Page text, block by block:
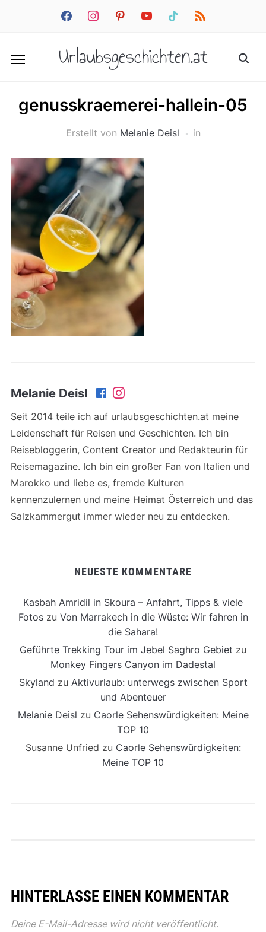
facebookinstagrampinterestyoutube tiktok rss
Urlaubsgeschichten.at
genusskraemerei-hallein-05
Erstellt von Melanie Deisl in
Melanie Deisl
Seit 2014 teile ich auf urlaubsgeschichten.at meine
Leidenschaft für Reisen und Geschichten. Ich bin
Reisebloggerin, Content Creator und Redakteurin für
Reisemagazine. Ich bin ein großer Fan von Italien und
Marokko und liebe es, fremde Kulturen
kennenzulernen und meine Heimat Österreich und das
Salzkammergut immer wieder neu zu entdecken.
NEUESTE KOMMENTARE
Kasbah Amridil in Skoura – Anfahrt, Tipps & viele
Fotoszu Von Marrakech in die Wüste: Wir fahren in
die Sahara!
Geführte Trekking Tour im Jebel Saghro Gebiet zu
Monkey Fingers Canyon im Dadestal
Skyland zu Aktivurlaub: unterwegs zwischen Sport
und Abenteuer
Melanie Deisl zu Caorle Sehenswürdigkeiten: Meine
TOP 10
Susanne Unfried zu Caorle Sehenswürdigkeiten:
Meine TOP 10
HINTERLASSE EINEN KOMMENTAR
Deine E-Mail-Adresse wird nicht veröffentlicht.